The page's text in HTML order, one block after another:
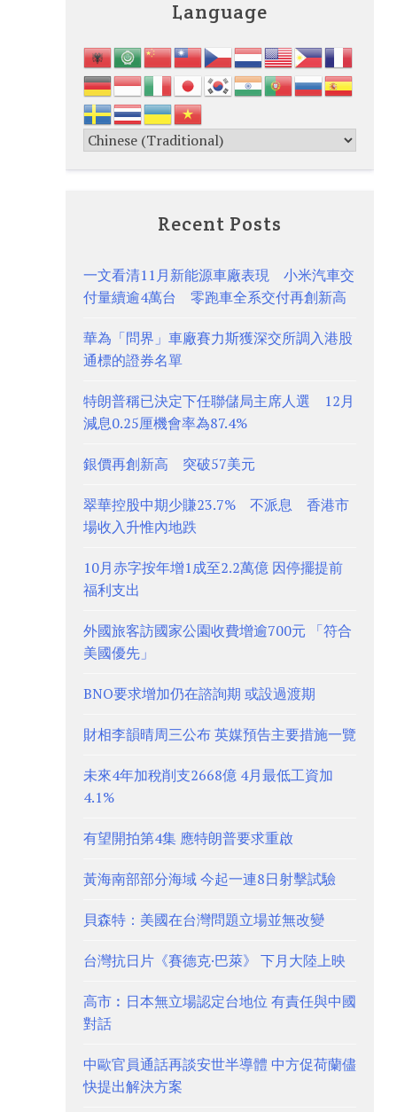
Language
Recent Posts
一文看清11月新能源車廠表現 小米汽車交
付量續逾4萬台 零跑車全系交付再創新高
華為「問界」車廠賽力斯獲深交所調入港股
通標的證券名單
特朗普稱已決定下任聯儲局主席人選 12月
減息0.25厘機會率為87.4%
銀價再創新高 突破57美元
翠華控股中期少賺23.7% 不派息 香港市
場收入升惟內地跌
10月赤字按年增1成至2.2萬億 因停擺提前
福利支出
外國旅客訪國家公園收費增逾700元 「符合
美國優先」
BNO要求增加仍在諮詢期 或設過渡期
財相李韻晴周三公布 英媒預告主要措施一覽
未來4年加稅削支2668億 4月最低工資加
4.1%
有望開拍第4集 應特朗普要求重啟
黃海南部部分海域 今起一連8日射擊試驗
貝森特：美國在台灣問題立場並無改變
台灣抗日片《賽德克·巴萊》 下月大陸上映
高市︰日本無立場認定台地位 有責任與中國
對話
中歐官員通話再談安世半導體 中方促荷蘭儘
快提出解決方案